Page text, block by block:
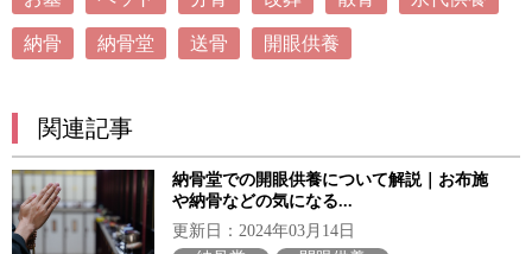
納骨 納骨堂 送骨 開眼供養
関連記事
納骨堂での開眼供養について解説｜お布施
や納骨などの気になる...
更新日：2024年03月14日